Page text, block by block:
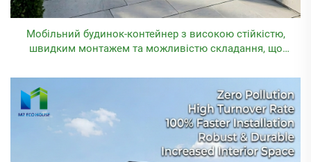
Мобільний будинок-контейнер з високою стійкістю,
швидким монтажем та можливістю складання, що